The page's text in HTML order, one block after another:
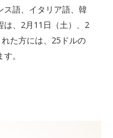
ス語、イタリア語、韓
は、2月11日（土）、2
た方には、25ドルの
。